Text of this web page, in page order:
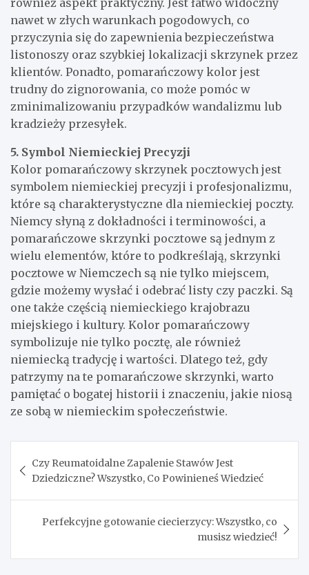
nawet w złych warunkach pogodowych, co
przyczynia się do zapewnienia bezpieczeństwa
listonoszy oraz szybkiej lokalizacji skrzynek przez
klientów. Ponadto, pomarańczowy kolor jest
trudny do zignorowania, co może pomóc w
zminimalizowaniu przypadków wandalizmu lub
kradzieży przesyłek.
5. Symbol Niemieckiej Precyzji
Kolor pomarańczowy skrzynek pocztowych jest
symbolem niemieckiej precyzji i profesjonalizmu,
które są charakterystyczne dla niemieckiej poczty.
Niemcy słyną z dokładności i terminowości, a
pomarańczowe skrzynki pocztowe są jednym z
wielu elementów, które to podkreślają, skrzynki
pocztowe w Niemczech są nie tylko miejscem,
gdzie możemy wysłać i odebrać listy czy paczki. Są
one także częścią niemieckiego krajobrazu
miejskiego i kultury. Kolor pomarańczowy
symbolizuje nie tylko pocztę, ale również
niemiecką tradycję i wartości. Dlatego też, gdy
patrzymy na te pomarańczowe skrzynki, warto
pamiętać o bogatej historii i znaczeniu, jakie niosą
ze sobą w niemieckim społeczeństwie.
wpisu
Czy Reumatoidalne Zapalenie Stawów Jest
Dziedziczne? Wszystko, Co Powinieneś Wiedzieć
Perfekcyjne gotowanie ciecierzycy: Wszystko, co
musisz wiedzieć!